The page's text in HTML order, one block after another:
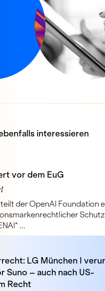
interessieren
vor dem EuG
der OpenAI Foundation
...
LG München I
Suno – auch nach US-
Recht